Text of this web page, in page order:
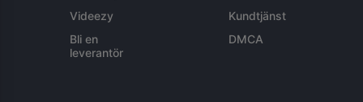
Videezy
Bli en
leverantör
Kundtjänst
DMCA